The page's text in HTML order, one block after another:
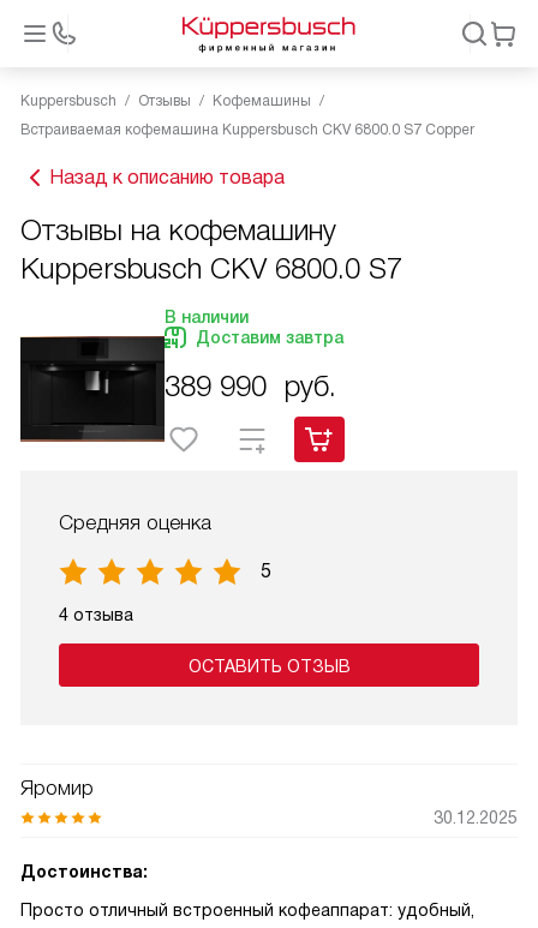
Kuppersbusch Отзывы
Кофемашины
Встраиваемая кофемашина Kuppersbusch CKV 6800.0 S7 Copper
Назад к описанию товара
Отзывы на кофемашину
Kuppersbusch CKV 6800.0 S7
В наличии
Доставим завтра
389 990 руб.
Средняя оценка
5
4 отзыва
ОСТАВИТЬ ОТЗЫВ
Яромир
30.12.2025
Достоинства:
Просто отличный встроенный кофеаппарат: удобный,